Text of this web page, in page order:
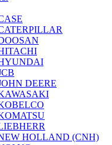
HYUNDAI
DEERE
NEW HOLLAND (CNH)